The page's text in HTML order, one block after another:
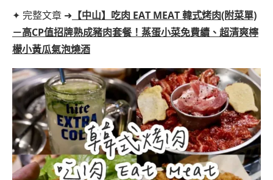
✦ 完整文章 ➜ 【中山】吃肉 EAT MEAT 韓式烤肉(附菜單)
－高CP值招牌熟成豬肉套餐！蒸蛋小菜免費續、超清爽檸
檬小黃瓜氣泡燒酒